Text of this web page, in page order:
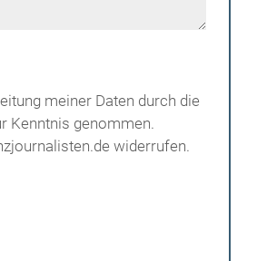
meiner Daten durch die
Kenntnis genommen.
widerrufen.